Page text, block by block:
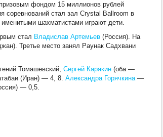
фондом 15 миллионов рублей
стал зал Crystal Ballroom в
шахматистами играют дети.
стал Владислав Артемьев (Россия). На
Третье место занял Раунак Садхвани
Томашевский, Сергей Карякин (оба —
(Иран) — 4, 8. Александра Горячкина—
— 0,5.